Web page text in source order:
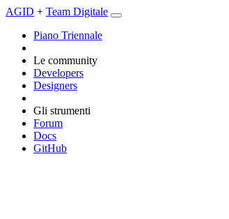
AGID + Team Digitale
Piano Triennale
Le community
Developers
Designers
Gli strumenti
Forum
Docs
GitHub